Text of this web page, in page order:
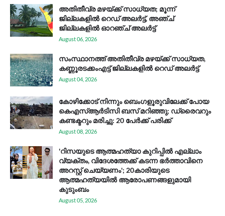
അതിതീവ്ര മഴയ്ക്ക് സാധ്യത; മൂന്ന്
ജില്ലകളിൽ റെഡ് അലർട്ട്, അഞ്ച്
ജില്ലകളിൽ ഓറഞ്ച് അലർട്ട്
August 06, 2026
സം​സ്ഥാ​ന​ത്ത് അ​തി​തീ​വ്ര മ​ഴ​യ്ക്ക് സാ​ധ്യ​ത,
കണ്ണൂരടക്കംഎ​ട്ട് ജി​ല്ല​ക​ളി​ൽ റെ​ഡ് അ​ലർ​ട്ട്
August 04, 2026
കോഴിക്കോട് നിന്നും ബെംഗളൂരുവിലേക്ക് പോയ
കെഎസ്ആര്‍ടിസി ബസ് മറിഞ്ഞു; ഡ്രൈവറും
കണ്ടക്ടറും മരിച്ചു: 20 പേര്‍ക്ക് പരിക്ക്
August 08, 2026
'റിസയുടെ ആത്മഹത്യാ കുറിപ്പിൽ എല്ലാം
വ്യക്തം, വിദേശത്തേക്ക് കടന്ന ഭർത്താവിനെ
അറസ്റ്റ് ചെയ്യണം'; 20കാരിയുടെ
ആത്മഹത്യയിൽ ആരോപണങ്ങളുമായി
കുടുംബം
August 05, 2026